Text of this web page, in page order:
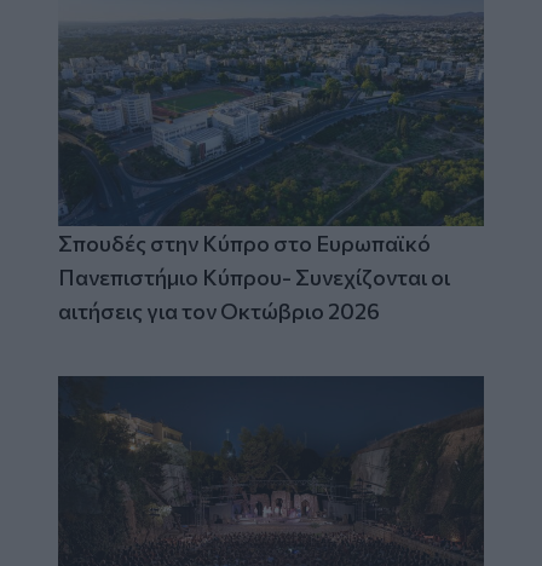
Σπουδές στην Κύπρο στο Ευρωπαϊκό
Πανεπιστήμιο Κύπρου- Συνεχίζονται οι
αιτήσεις για τον Οκτώβριο 2026